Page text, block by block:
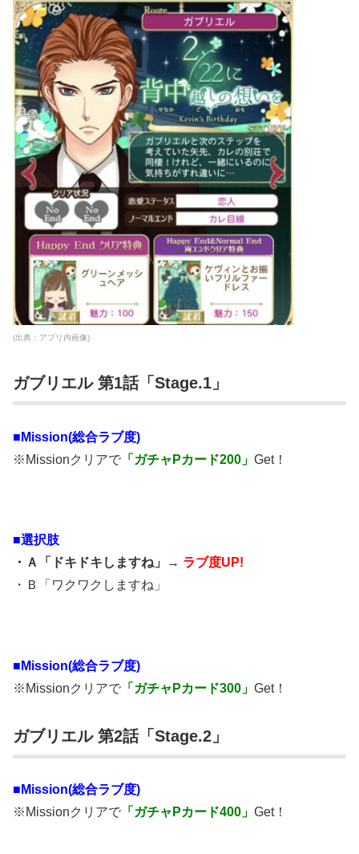
(出典：アプリ内画像)
ガブリエル 第1話「Stage.1」
■Mission(総合ラブ度)
※Missionクリアで 「ガチャPカード200」 Get！
■選択肢
・Ａ「ドキドキしますね」→ ラブ度UP!
・Ｂ「ワクワクしますね」
■Mission(総合ラブ度)
※Missionクリアで 「ガチャPカード300」 Get！
ガブリエル 第2話「Stage.2」
■Mission(総合ラブ度)
※Missionクリアで 「ガチャPカード400」 Get！